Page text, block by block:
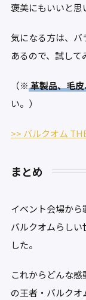
褒美にもいいと思
気になる方は、バ
あるので、試して
（※ 革製品、毛
い。）
>> バルクオム
まとめ
イベント会場から
バルクオムらし
した。
これからどんな
の王者・バルクオ